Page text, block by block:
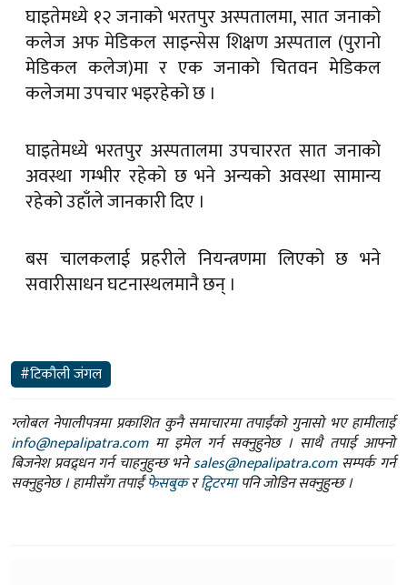
घाइतेमध्ये १२ जनाको भरतपुर अस्पतालमा, सात जनाको
कलेज अफ मेडिकल साइन्सेस शिक्षण अस्पताल (पुरानो
मेडिकल कलेज)मा र एक जनाको चितवन मेडिकल
कलेजमा उपचार भइरहेको छ ।
घाइतेमध्ये भरतपुर अस्पतालमा उपचाररत सात जनाको
अवस्था गम्भीर रहेको छ भने अन्यको अवस्था सामान्य
रहेको उहाँले जानकारी दिए ।
बस चालकलाई प्रहरीले नियन्त्रणमा लिएको छ भने
सवारीसाधन घटनास्थलमानै छन् ।
#टिकौली जंगल
ग्लोबल नेपालीपत्रमा प्रकाशित कुनै समाचारमा तपाईंको गुनासो भए हामीलाई
info@nepalipatra.comमा इमेल गर्न सक्नुहुनेछ । साथै तपाई आफ्नो
बिजनेश प्रवद्र्धन गर्न चाहनुहुन्छ भनेsales@nepalipatra.comसम्पर्क गर्न
सक्नुहुनेछ । हामीसँग तपाईंफेसबुकरट्विटरमापनि जोडिन सक्नुहुन्छ ।